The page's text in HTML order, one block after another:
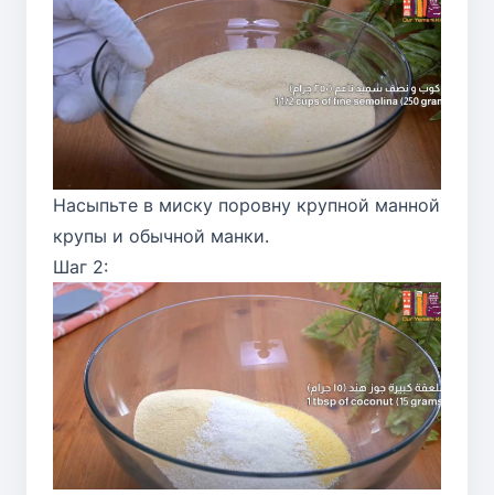
Насыпьте в миску поровну крупной манной
крупы и обычной манки.
Шаг 2: